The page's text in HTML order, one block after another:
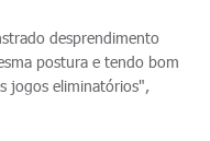
desprendimento
postura e tendo bom
jogos eliminatórios",